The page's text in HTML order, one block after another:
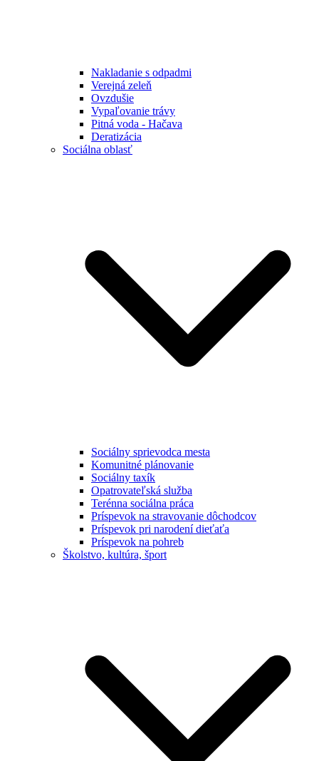
Nakladanie s odpadmi
Verejná zeleň
Ovzdušie
Vypaľovanie trávy
Pitná voda - Hačava
Deratizácia
Sociálna oblasť
Sociálny sprievodca mesta
Komunitné plánovanie
Sociálny taxík
Opatrovateľská služba
Terénna sociálna práca
Príspevok na stravovanie dôchodcov
Príspevok pri narodení dieťaťa
Príspevok na pohreb
Školstvo, kultúra, šport